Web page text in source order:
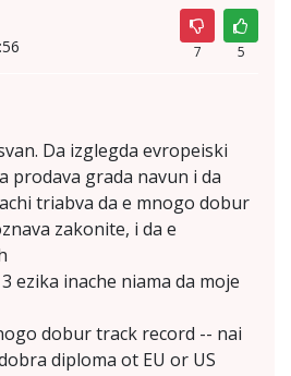
7 5
Da izglegda evropeiski
prodava grada navun i da
triabva da e mnogo dobur
zakonite, i da e
ezika inache niama da moje
dobur track record -- nai
diploma ot EU or US